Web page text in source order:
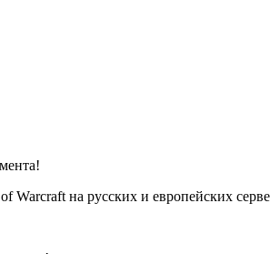
Warcraft на русских и европейских